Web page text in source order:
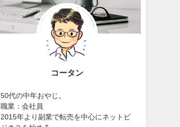
コータン
50代の中年おやじ。
職業：会社員
2015年より副業で転売を中心にネットビ